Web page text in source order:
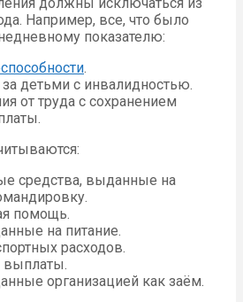
Например, все, что было
показателю:
детьми с инвалидностью.
от труда с сохранением
средства, выданные на
помощь.
на питание.
расходов.
организацией как заём.